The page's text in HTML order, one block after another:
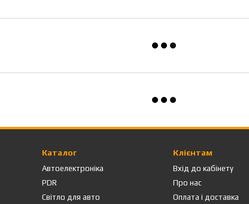
Каталог
Автоелектроніка
PDR
Світло для авто
Клієнтам
Вхід до кабінету
Про нас
Оплата і доставка